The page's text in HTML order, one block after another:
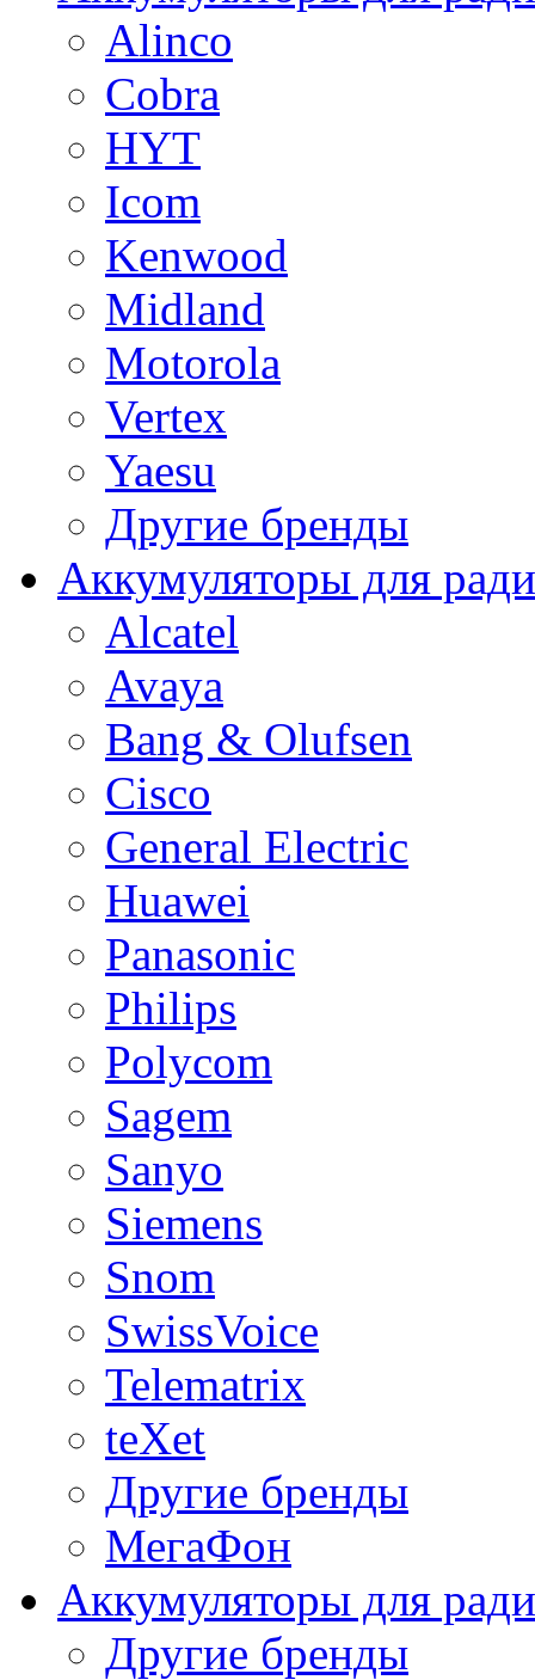
Alinco
Cobra
HYT
Icom
Kenwood
Midland
Motorola
Vertex
Yaesu
Другие бренды
Аккумуляторы для
Alcatel
Avaya
Bang & Olufsen
Cisco
General Electric
Huawei
Panasonic
Philips
Polycom
Sagem
Sanyo
Siemens
Snom
SwissVoice
Telematrix
teXet
Другие бренды
МегаФон
Аккумуляторы для
Другие бренды